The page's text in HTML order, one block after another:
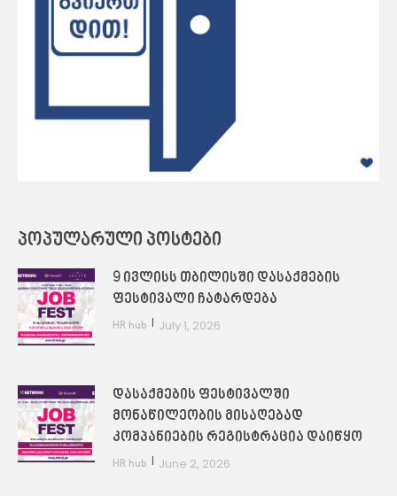
ᲞᲝᲞᲣᲚᲐᲠᲣᲚᲘ ᲞᲝᲡᲢᲔᲑᲘ
9 ივლისს თბილისში დასაქმების
ფესტივალი ჩატარდება
HR hub | July 1, 2026
დასაქმების ფესტივალში
მონაწილეობის მისაღებად
კომპანიების რეგისტრაცია დაიწყო
HR hub | June 2, 2026